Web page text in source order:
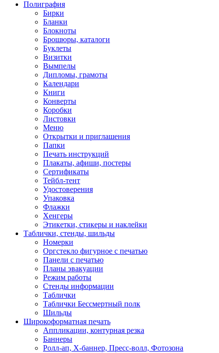
Полиграфия
Бирки
Бланки
Блокноты
Брошюры, каталоги
Буклеты
Визитки
Вымпелы
Дипломы, грамоты
Календари
Книги
Конверты
Коробки
Листовки
Меню
Открытки и приглашения
Папки
Печать инструкций
Плакаты, афиши, постеры
Сертификаты
Тейбл-тент
Удостоверения
Упаковка
Флажки
Хенгеры
Этикетки, стикеры и наклейки
Таблички, стенды, шильды
Номерки
Оргстекло фигурное с печатью
Панели с печатью
Планы эвакуации
Режим работы
Стенды информации
Таблички
Таблички Бессмертный полк
Шильды
Широкоформатная печать
Аппликации, контурная резка
Баннеры
Ролл-ап, X-баннер, Пресс-волл, Фотозона